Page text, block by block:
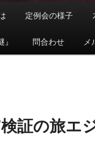
定例会の様子
問合わせ メ
証の旅エ